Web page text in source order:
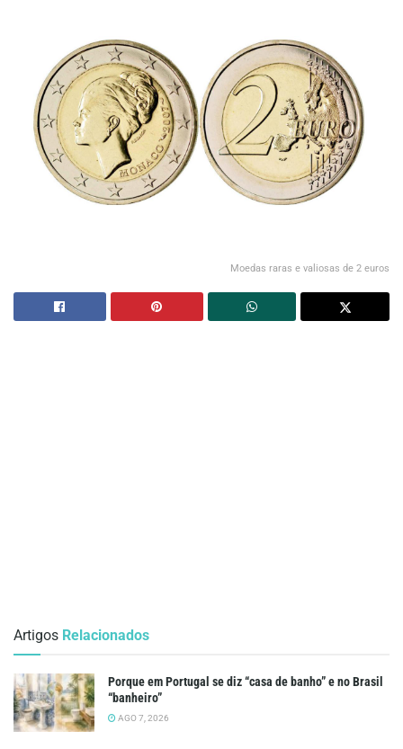
Moedas raras e valiosas de 2 euros
Artigos Relacionados
Porque em Portugal se diz “casa de banho” e no Brasil
“banheiro”
AGO 7, 2026